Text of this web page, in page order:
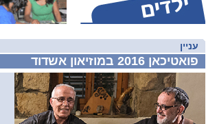
עניין
פואטיכאן 2016 במוזיאון אשדוד